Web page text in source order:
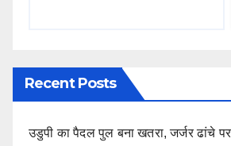
Recent Posts
उडुपी का पैदल पुल बना खतरा, जर्जर ढांचे